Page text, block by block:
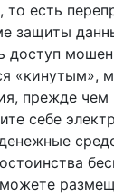
то есть
защиты
доступ
«кинутым»,
прежде чем
себе